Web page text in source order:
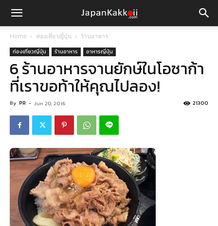
Home ท่องเที่ยวญี่ปุ่น ร้านอาหาร
ท่องเที่ยวญี่ปุ่น ร้านอาหาร อาหารญี่ปุ่น
6 ร้านอาหารจานยักษ์ในโอซาก้า
ที่เราขอท้าให้คุณไปลอง!
By PR - Jun 20, 2016 21300